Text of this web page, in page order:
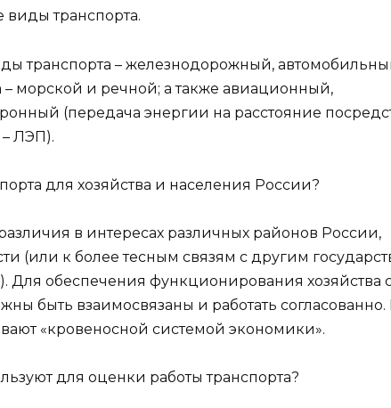
виды транспорта.
транспорта – железнодорожный,
морской и речной; а также авиационный,
(передача энергии на расстояние
ЛЭП).
для хозяйства и населения России?
в интересах различных районов России,
(или к более тесным связям с другим
Для обеспечения функционирования хозяйства
быть взаимосвязаны и работать согласованно.
«кровеносной системой экономики».
для оценки работы транспорта?